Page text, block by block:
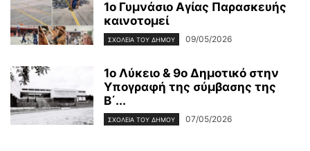
1ο Γυμνάσιο Αγίας Παρασκευής
καινοτομεί
ΣΧΟΛΕΙΑ ΤΟΥ ΔΗΜΟΥ 09/05/2026
1ο Λύκειο & 9ο Δημοτικό στην
Υπογραφή της σύμβασης της
Β΄...
ΣΧΟΛΕΙΑ ΤΟΥ ΔΗΜΟΥ 07/05/2026